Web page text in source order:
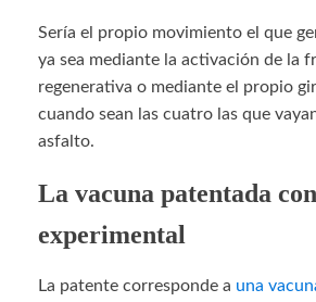
Sería el propio movimiento el que
ya sea mediante la activación de la
regenerativa o mediante el propio
cuando sean las cuatro las que
asfalto.
La vacuna patentada
experimental
La patente corresponde a una